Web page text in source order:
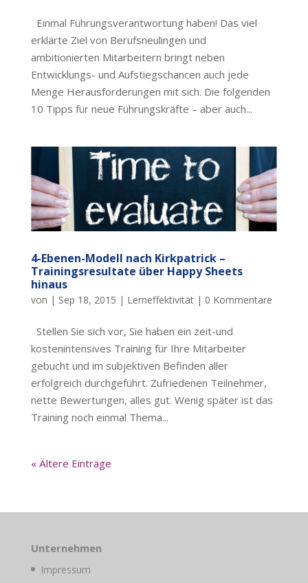
Einmal Führungsverantwortung haben! Das viel
erklärte Ziel von Berufsneulingen und
ambitionierten Mitarbeitern bringt neben
Entwicklungs- und Aufstiegschancen auch jede
Menge Herausforderungen mit sich. Die folgenden
10 Tipps für neue Führungskräfte – aber auch...
4-Ebenen-Modell nach Kirkpatrick –
Trainingsresultate über Happy Sheets
hinaus
von | Sep 18, 2015 | Lerneffektivität| 0 Kommentare
Stellen Sie sich vor, Sie haben ein zeit-und
kostenintensives Training für Ihre Mitarbeiter
gebucht und im subjektiven Befinden aller
erfolgreich durchgeführt. Zufriedenen Teilnehmer,
nette Bewertungen, alles gut. Wenig später ist das
Training noch einmal Thema...
« Ältere Einträge
Unternehmen
Impressum